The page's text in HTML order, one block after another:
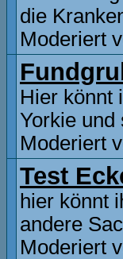
die
Moderiert
Hier könnt
Yorkie und
Moderiert
Test
hier könnt
andere
Moderiert